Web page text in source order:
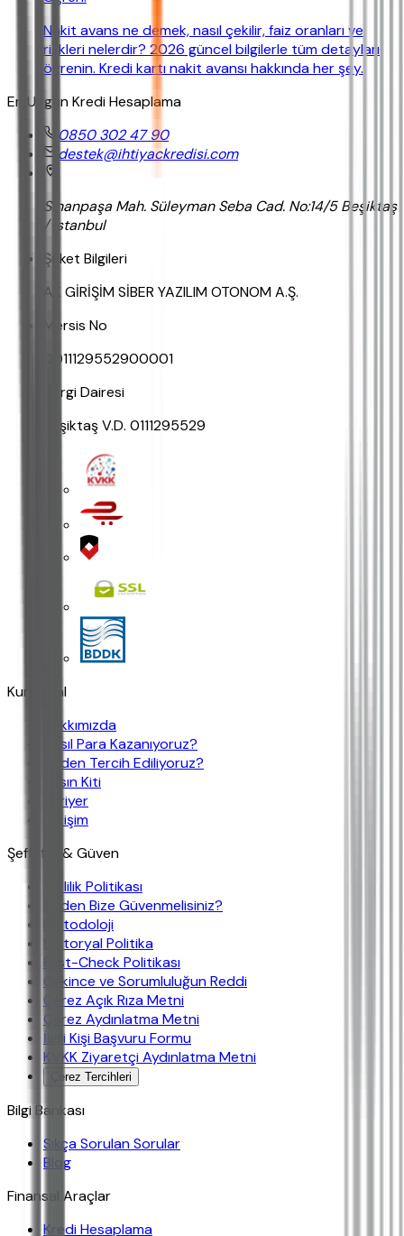
Nakit avans ne demek, nasıl çekilir, faiz oranları ve
riskleri nelerdir? 2026 güncel bilgilerle tüm detayları
öğrenin. Kredi kartı nakit avansı hakkında her şey.
En Uygun Kredi Hesaplama
0850 302 47 90
destek@ihtiyackredisi.com
Sinanpaşa Mah. Süleyman Seba Cad. No:14/5 Beşiktaş
/ İstanbul
Şirket Bilgileri
AK GİRİŞİM SİBER YAZILIM OTONOM A.Ş.
Mersis No
0011129552900001
Vergi Dairesi
Beşiktaş V.D. 0111295529
Kurumsal
Hakkımızda
Nasıl Para Kazanıyoruz?
Neden Tercih Ediliyoruz?
Basın Kiti
Kariyer
İletişim
Şeffaflık & Güven
Gizlilik Politikası
Neden Bize Güvenmelisiniz?
Metodoloji
Editoryal Politika
Fast-Check Politikası
Çekince ve Sorumluluğun Reddi
Çerez Açık Rıza Metni
Çerez Aydınlatma Metni
İlgili Kişi Başvuru Formu
KVKK Ziyaretçi Aydınlatma Metni
Çerez Tercihleri
Bilgi Bankası
Sıkça Sorulan Sorular
Blog
Finansal Araçlar
Kredi Hesaplama